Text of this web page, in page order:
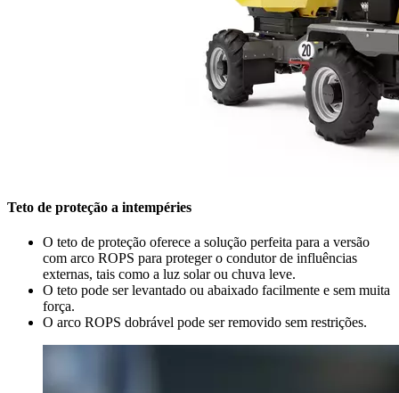
Teto de proteção a intempéries
O teto de proteção oferece a solução perfeita para a versão
com arco ROPS para proteger o condutor de influências
externas, tais como a luz solar ou chuva leve.
O teto pode ser levantado ou abaixado facilmente e sem muita
força.
O arco ROPS dobrável pode ser removido sem restrições.